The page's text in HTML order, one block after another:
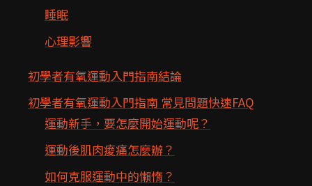
睡眠
心理影響
初學者有氧運動入門指南結論
初學者有氧運動入門指南 常見問題快速FAQ
運動新手，要怎麼開始運動呢？
運動後肌肉痠痛怎麼辦？
如何克服運動中的懶惰？